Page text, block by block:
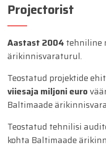
Projectorist
Aastast 2004 tehniline
ärikinnisvaraturul.
Teostatud projektide
viiesaja miljoni euro
Baltimaade
Teostatud tehnilisi
kohta Baltimaade